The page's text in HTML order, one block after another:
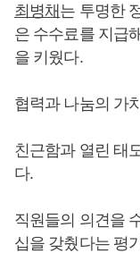
최병채는 투명한
은 수수료를 지급
을 키웠다.
협력과 나눔의 가
친근함과 열린 태
다.
직원들의 의견을
십을 갖췄다는 평